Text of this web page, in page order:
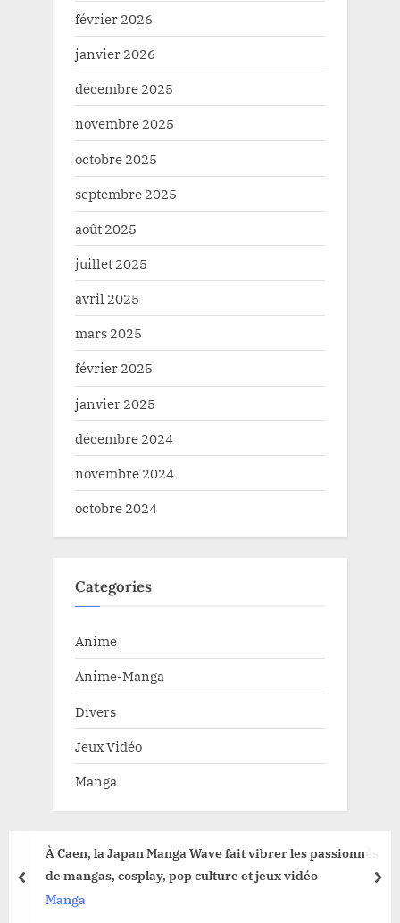
février 2026
janvier 2026
décembre 2025
novembre 2025
octobre 2025
septembre 2025
août 2025
juillet 2025
avril 2025
mars 2025
février 2025
janvier 2025
décembre 2024
novembre 2024
octobre 2024
Categories
Anime
Anime-Manga
Divers
Jeux Vidéo
Manga
À Caen, la Japan Manga Wave fait vibrer les passionnés
de mangas, cosplay, pop culture et jeux vidéo
Manga
prev